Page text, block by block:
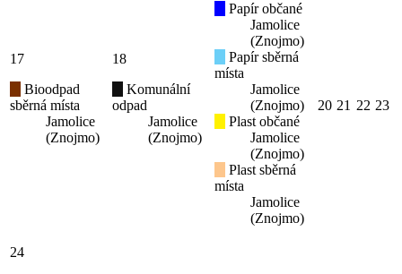
17
Bioodpad
sběrná místa
Jamolice
(Znojmo)
18
Komunální
odpad
Jamolice
(Znojmo)
Papír občané
Jamolice
(Znojmo)
Papír sběrná
místa
Jamolice
(Znojmo)
Plast občané
Jamolice
(Znojmo)
Plast sběrná
místa
Jamolice
(Znojmo)
20 21 22 23
24